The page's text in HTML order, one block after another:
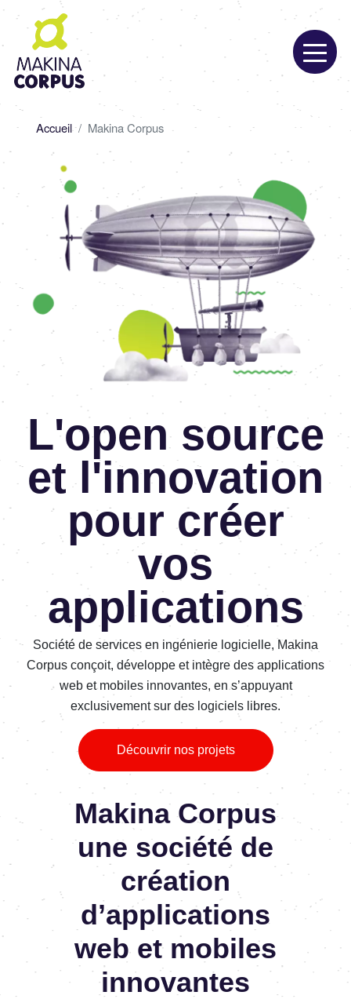
Aller
contenu
principal
d'Ariane
Accueil Makina Corpus
L'open source
et l'innovation
pour créer
vos
applications
Société de services en ingénierie logicielle, Makina
Corpus conçoit, développe et intègre des applications
web et mobiles innovantes, en s’appuyant
exclusivement sur des logiciels libres.
Découvrir nos projets
Image
Makina Corpus
une société de
création
d’applications
web et mobiles
innovantes